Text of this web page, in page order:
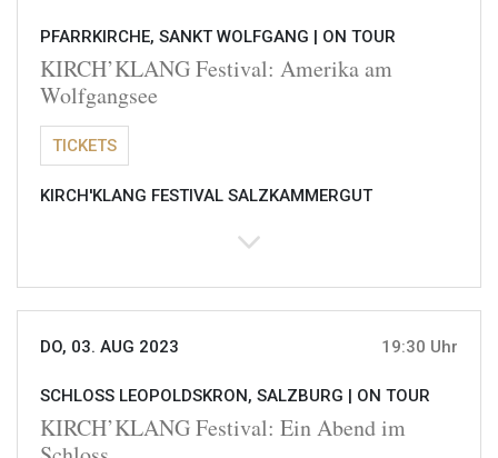
PFARRKIRCHE, SANKT WOLFGANG | ON TOUR
KIRCH’KLANG Festival: Amerika am
Wolfgangsee
TICKETS
KIRCH'KLANG FESTIVAL SALZKAMMERGUT
DO, 03. AUG 2023 19:30 Uhr
SCHLOSS LEOPOLDSKRON, SALZBURG | ON TOUR
KIRCH’KLANG Festival: Ein Abend im